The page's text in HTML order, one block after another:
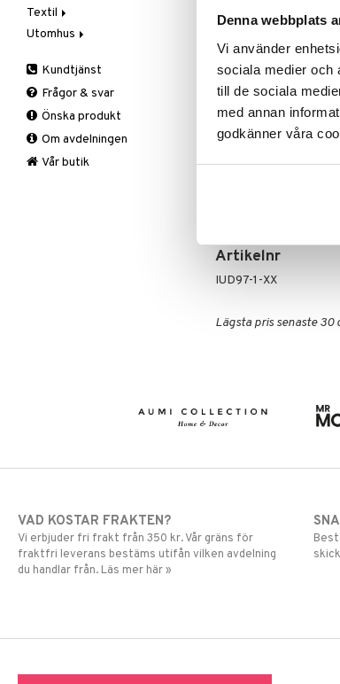
Denna webbplats
Vi använder
sociala medier och
till de sociala
med annan
godkänner våra
rostfritt stål kan du
konstläder.
Egenskaper:
Höjd: 4,5 cm
Bredd: 3,80 cm
Längd: 3,80 cm
Skötselråd: Handdisk
Artikelnr
IUD97-1-XX
Lägsta pris senaste 30
Filtar & Plädar
Prydnadskuddar
Bäddset
Kuddar & Täcken
Lakan & Örngott
Tillbehör
Textil
Badrumstextilier
Filtar & Plädar
Kökstextilier
Mattor
Övrigt
Prydnadskuddar
Utomhus
Friluftsliv
Grill & Grilltillbehör
Krukor
Mygg- & insektsskydd
Picknick
Kundtjänst
Frågor & svar
Önska produkt
Om avdelningen
Vår butik
VAD KOSTAR FRAKTEN?
Vi erbjuder fri frakt från 350 kr. Vår gräns för
fraktfri leverans bestäms utifån vilken avdelning
du handlar från. Läs mer här »